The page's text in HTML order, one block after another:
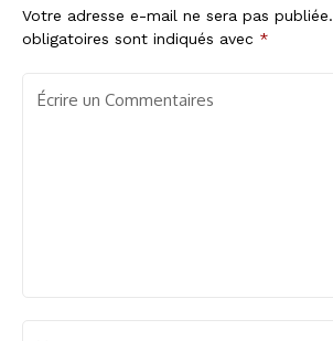
Votre adresse e-mail ne sera pas publiée.
obligatoires sont indiqués avec *